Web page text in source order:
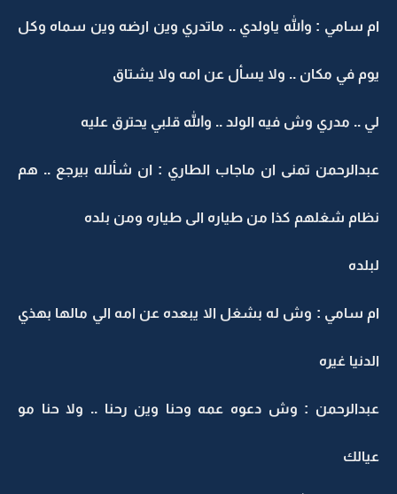
ام سامي : والله ياولدي .. ماتدري وين ارضه وين سماه وكل
يوم في مكان .. ولا يسأل عن امه ولا يشتاق
لي .. مدري وش فيه الولد .. والله قلبي يحترق عليه
عبدالرحمن تمنى ان ماجاب الطاري : ان شألله بيرجع .. هم
نظام شغلهم كذا من طياره الى طياره ومن بلده
لبلده
ام سامي : وش له بشغل الا يبعده عن امه الي مالها بهذي
الدنيا غيره
عبدالرحمن : وش دعوه عمه وحنا وين رحنا .. ولا حنا مو
عيالك